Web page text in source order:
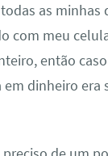
as minhas
com meu
então
em dinheiro era